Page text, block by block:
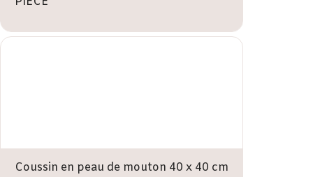
Coussin en peau de mouton 40 x 40 cm